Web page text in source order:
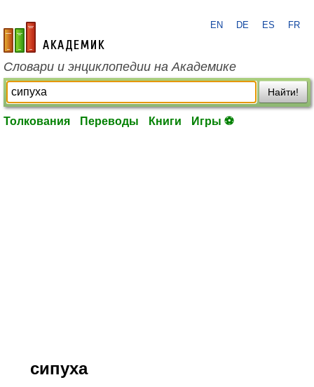
academic.ru
EN DE ES FR
Словари и энциклопедии на Академике
Найти!
Толкования Переводы Книги Игры ⚽
сипуха